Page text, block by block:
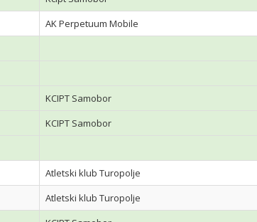
AK Perpetuum Mobile
KCIPT Samobor
KCIPT Samobor
Atletski klub Turopolje
Atletski klub Turopolje